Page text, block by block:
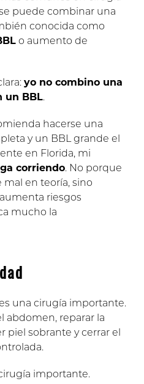
puede combinar una
conocida como
o aumento de
yo no combino una
un BBL.
hacerse una
y un BBL grande el
en Florida, mi
corriendo. No porque
mal en teoría, sino
riesgos
mucho la
una cirugía importante.
abdomen, reparar la
piel sobrante y cerrar el
importante.